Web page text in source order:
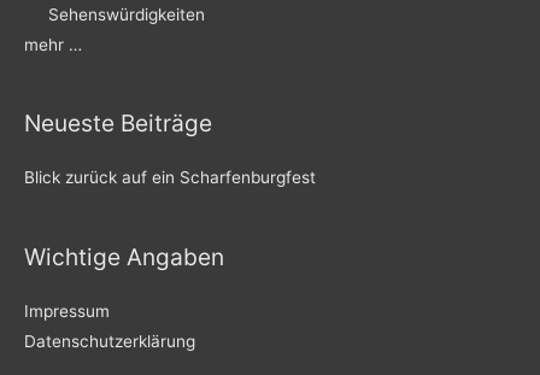
Sehenswürdigkeiten
mehr …
Neueste Beiträge
Blick zurück auf ein Scharfenburgfest
Wichtige Angaben
Impressum
Datenschutzerklärung